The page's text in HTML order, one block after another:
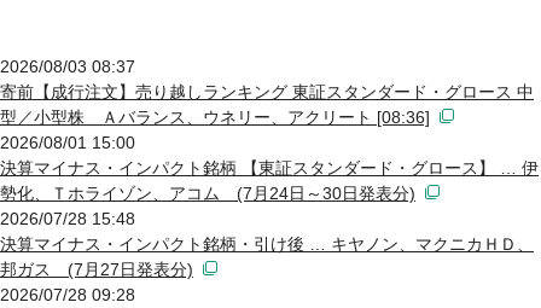
2026/08/03 08:37
寄前【成行注文】売り越しランキング 東証スタンダード・グロース 中
型／小型株 Ａバランス、ウネリー、アクリート [08:36]
2026/08/01 15:00
決算マイナス・インパクト銘柄 【東証スタンダード・グロース】 … 伊
勢化、Ｔホライゾン、アコム (7月24日～30日発表分)
2026/07/28 15:48
決算マイナス・インパクト銘柄・引け後 … キヤノン、マクニカＨＤ、
邦ガス (7月27日発表分)
2026/07/28 09:28